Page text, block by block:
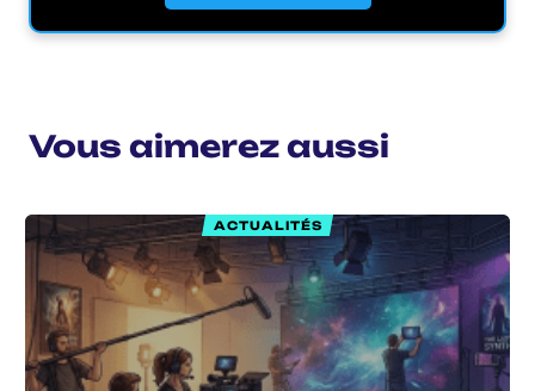
Vous aimerez aussi
ACTUALITÉS